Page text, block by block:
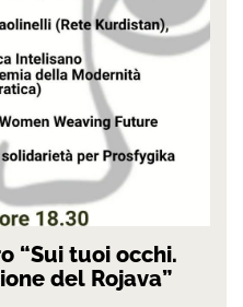
“Sui tuoi occhi.
del Rojava”